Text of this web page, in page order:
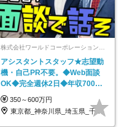
アシスタントスタッフ★志望動
機・自己PR不要。◆Web面談
OK◆完全週休2日◆年収700万
円可/p13
350～600万円
東京都_神奈川県_埼玉県_千葉県_大阪府…